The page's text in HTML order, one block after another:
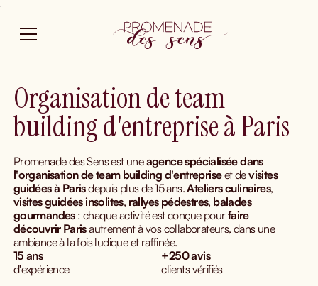
Organisation de team
building d'entreprise à Paris
Promenade des Sens est uneagence spécialisée dans
l'organisation de team building d'entrepriseet devisites
guidéesà Parisdepuis plus de 15 ans.Ateliers culinaires,
visites guidées insolites, rallyes pédestres, balades
gourmandes: chaque activité est conçue pourfaire
découvrir Parisautrement à vos collaborateurs, dans une
ambiance à la fois ludique et raffinée.
15 ans
d'expérience
+250 avis
clients vérifiés